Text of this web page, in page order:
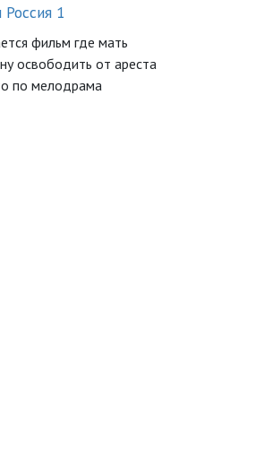
Россия 1
фильм где мать
освободить от ареста
по мелодрама